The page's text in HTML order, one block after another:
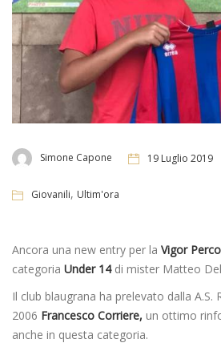
Simone Capone 19 Luglio 2019
Giovanili, Ultim'ora
Ancora una new entry per la Vigor
categoria Under 14di mister Matteo
Il club blaugrana ha prelevato dalla A.S.
2006 Francesco Corriere, un ottimo
anche in questa categoria.